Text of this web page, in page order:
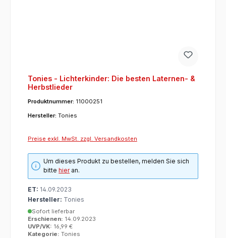
Tonies - Lichterkinder: Die besten Laternen- &
Herbstlieder
Produktnummer: 11000251
Hersteller: Tonies
Preise exkl. MwSt. zzgl. Versandkosten
Um dieses Produkt zu bestellen, melden Sie sich
bittehieran.
ET: 14.09.2023
Hersteller: Tonies
Sofort lieferbar
Erschienen: 14.09.2023
UVP/VK: 16,99 €
Kategorie: Tonies